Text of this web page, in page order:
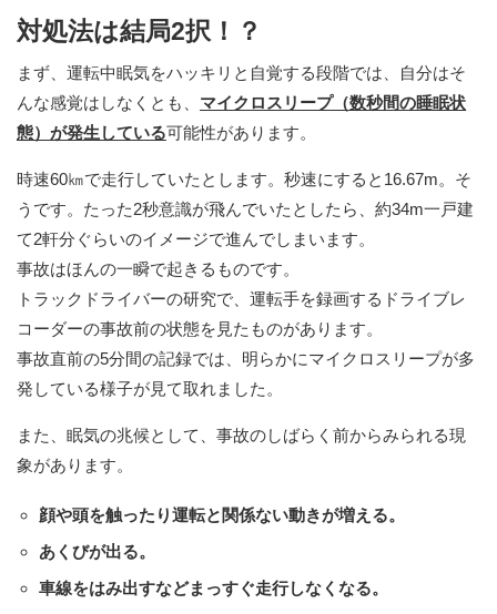
対処法は結局2択！？
まず、運転中眠気をハッキリと自覚する段階では、自分はそ
んな感覚はしなくとも、 マイクロスリープ（数秒間の睡眠状
態）が発生している可能性があります。
時速60㎞で走行していたとします。秒速にすると16.67m。そ
うです。たった2秒意識が飛んでいたとしたら、約34m一戸建
て2軒分ぐらいのイメージで進んでしまいます。
事故はほんの一瞬で起きるものです。
トラックドライバーの研究で、運転手を録画するドライブレ
コーダーの事故前の状態を見たものがあります。
事故直前の5分間の記録では、明らかにマイクロスリープが多
発している様子が見て取れました。
また、眠気の兆候として、事故のしばらく前からみられる現
象があります。
顔や頭を触ったり運転と関係ない動きが増える。
あくびが出る。
車線をはみ出すなどまっすぐ走行しなくなる。